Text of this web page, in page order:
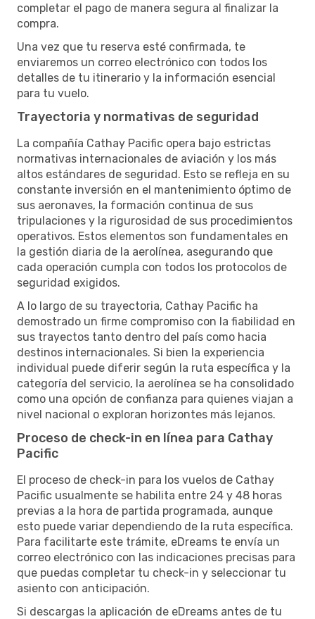
completar el pago de manera segura al finalizar la
compra.
Una vez que tu reserva esté confirmada, te
enviaremos un correo electrónico con todos los
detalles de tu itinerario y la información esencial
para tu vuelo.
Trayectoria y normativas de seguridad
La compañía Cathay Pacific opera bajo estrictas
normativas internacionales de aviación y los más
altos estándares de seguridad. Esto se refleja en su
constante inversión en el mantenimiento óptimo de
sus aeronaves, la formación continua de sus
tripulaciones y la rigurosidad de sus procedimientos
operativos. Estos elementos son fundamentales en
la gestión diaria de la aerolínea, asegurando que
cada operación cumpla con todos los protocolos de
seguridad exigidos.
A lo largo de su trayectoria, Cathay Pacific ha
demostrado un firme compromiso con la fiabilidad en
sus trayectos tanto dentro del país como hacia
destinos internacionales. Si bien la experiencia
individual puede diferir según la ruta específica y la
categoría del servicio, la aerolínea se ha consolidado
como una opción de confianza para quienes viajan a
nivel nacional o exploran horizontes más lejanos.
Proceso de check-in en línea para Cathay
Pacific
El proceso de check-in para los vuelos de Cathay
Pacific usualmente se habilita entre 24 y 48 horas
previas a la hora de partida programada, aunque
esto puede variar dependiendo de la ruta específica.
Para facilitarte este trámite, eDreams te envía un
correo electrónico con las indicaciones precisas para
que puedas completar tu check-in y seleccionar tu
asiento con anticipación.
Si descargas la aplicación de eDreams antes de tu